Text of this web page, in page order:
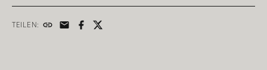
TEILEN: